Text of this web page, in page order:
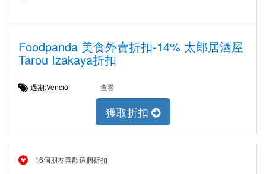
Foodpanda 美食外賣折扣-14% 太郎居酒屋
Tarou Izakaya折扣
過期:Venció 查看
獲取折扣
16個朋友喜歡這個折扣